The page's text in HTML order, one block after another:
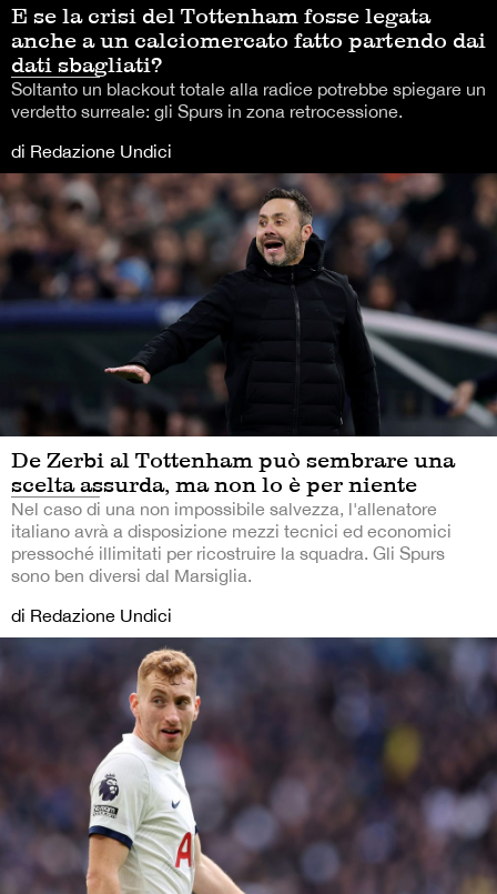
E se la crisi del Tottenham fosse legata
anche a un calciomercato fatto partendo dai
dati sbagliati?
Soltanto un blackout totale alla radice potrebbe spiegare un
verdetto surreale: gli Spurs in zona retrocessione.
di Redazione Undici
De Zerbi al Tottenham può sembrare una
scelta assurda, ma non lo è per niente
Nel caso di una non impossibile salvezza, l'allenatore
italiano avrà a disposizione mezzi tecnici ed economici
pressoché illimitati per ricostruire la squadra. Gli Spurs
sono ben diversi dal Marsiglia.
di Redazione Undici